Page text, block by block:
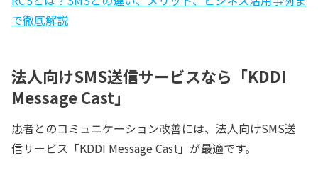
で徹底解説
法人向けSMS送信サービスなら「KDDI
Message Cast」
患者とのコミュニケーション改善には、法人向けSMS送
信サービス「KDDI Message Cast」が最適です。